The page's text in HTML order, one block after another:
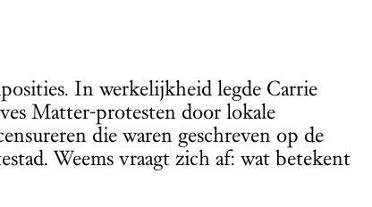
In werkelijkheid legde Carrie
Matter-protesten door lokale
die waren geschreven op de
Weems vraagt zich af: wat betekent